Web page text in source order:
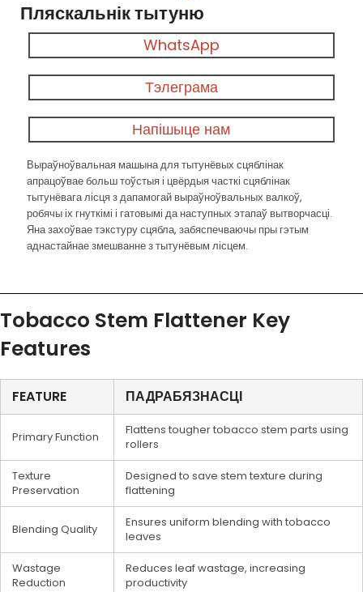
Пляскальнік тытуню
WhatsApp
Тэлеграма
Напішыце нам
Выраўноўвальная машына для тытунёвых сцяблінак
апрацоўвае больш тоўстыя і цвёрдыя часткі сцяблінак
тытунёвага лісця з дапамогай выраўноўвальных валкоў,
робячы іх гнуткімі і гатовымі да наступных этапаў вытворчасці.
Яна захоўвае тэкстуру сцябла, забяспечваючы пры гэтым
аднастайнае змешванне з тытунёвым лісцем.
Tobacco Stem Flattener Key
Features
FEATURE ПАДРАБЯЗНАСЦІ
Primary Function
Flattens tougher tobacco stem parts using
rollers
Texture
Preservation
Designed to save stem texture during
flattening
Blending Quality
Ensures uniform blending with tobacco
leaves
Wastage
Reduction
Reduces leaf wastage, increasing
productivity